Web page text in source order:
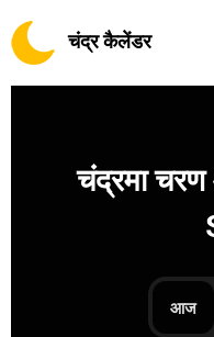
चंद्र कैलेंडर
चंद्रमा
आज